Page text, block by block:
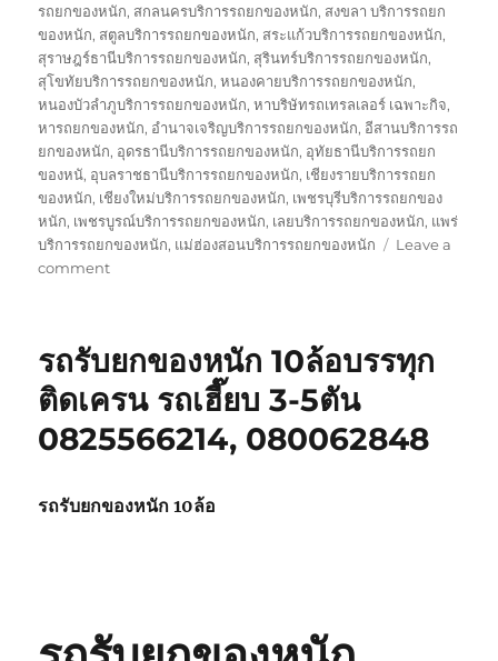
รถยกของหนัก, สกลนครบริการรถยกของหนัก, สงขลา บริการรถยก
ของหนัก, สตูลบริการรถยกของหนัก, สระแก้วบริการรถยกของหนัก,
สุราษฎร์ธานีบริการรถยกของหนัก, สุรินทร์บริการรถยกของหนัก,
สุโขทัยบริการรถยกของหนัก,หนองคายบริการรถยกของหนัก,
หนองบัวลำภูบริการรถยกของหนัก,หาบริษัทรถเทรลเลอร์ เฉพาะกิจ,
หารถยกของหนัก, อำนาจเจริญบริการรถยกของหนัก, อีสานบริการรถ
ยกของหนัก, อุดรธานีบริการรถยกของหนัก, อุทัยธานีบริการรถยก
ของหนั, อุบลราชธานีบริการรถยกของหนัก, เชียงรายบริการรถยก
ของหนัก, เชียงใหม่บริการรถยกของหนัก, เพชรบุรีบริการรถยกของ
หนัก, เพชรบูรณ์บริการรถยกของหนัก, เลยบริการรถยกของหนัก, แพร่
บริการรถยกของหนัก, แม่ฮ่องสอนบริการรถยกของหนัก
Leave a
commenton
เลอ
รถ
เฉพาะ
กิจ
ขนส่ง
รถรับยกของหนัก 10ล้อบรรทุก
ติดเครน รถเฮี๊ยบ 3-5ตัน
0825566214, 080062848
รถรับยกของหนัก 10ล้อ